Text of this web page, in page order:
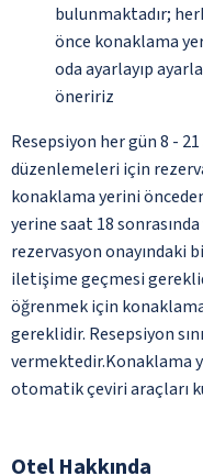
bulunmaktadır;
önce konaklama
oda ayarlayıp
öneririz
Resepsiyon her gün 8 -
düzenlemeleri için
konaklama yerini
yerine saat 18
rezervasyon onayındaki
iletişime geçmesi
öğrenmek için
gereklidir. Resepsiyon
vermektedir.Konaklama
otomatik çeviri araçları
Otel Hakkında